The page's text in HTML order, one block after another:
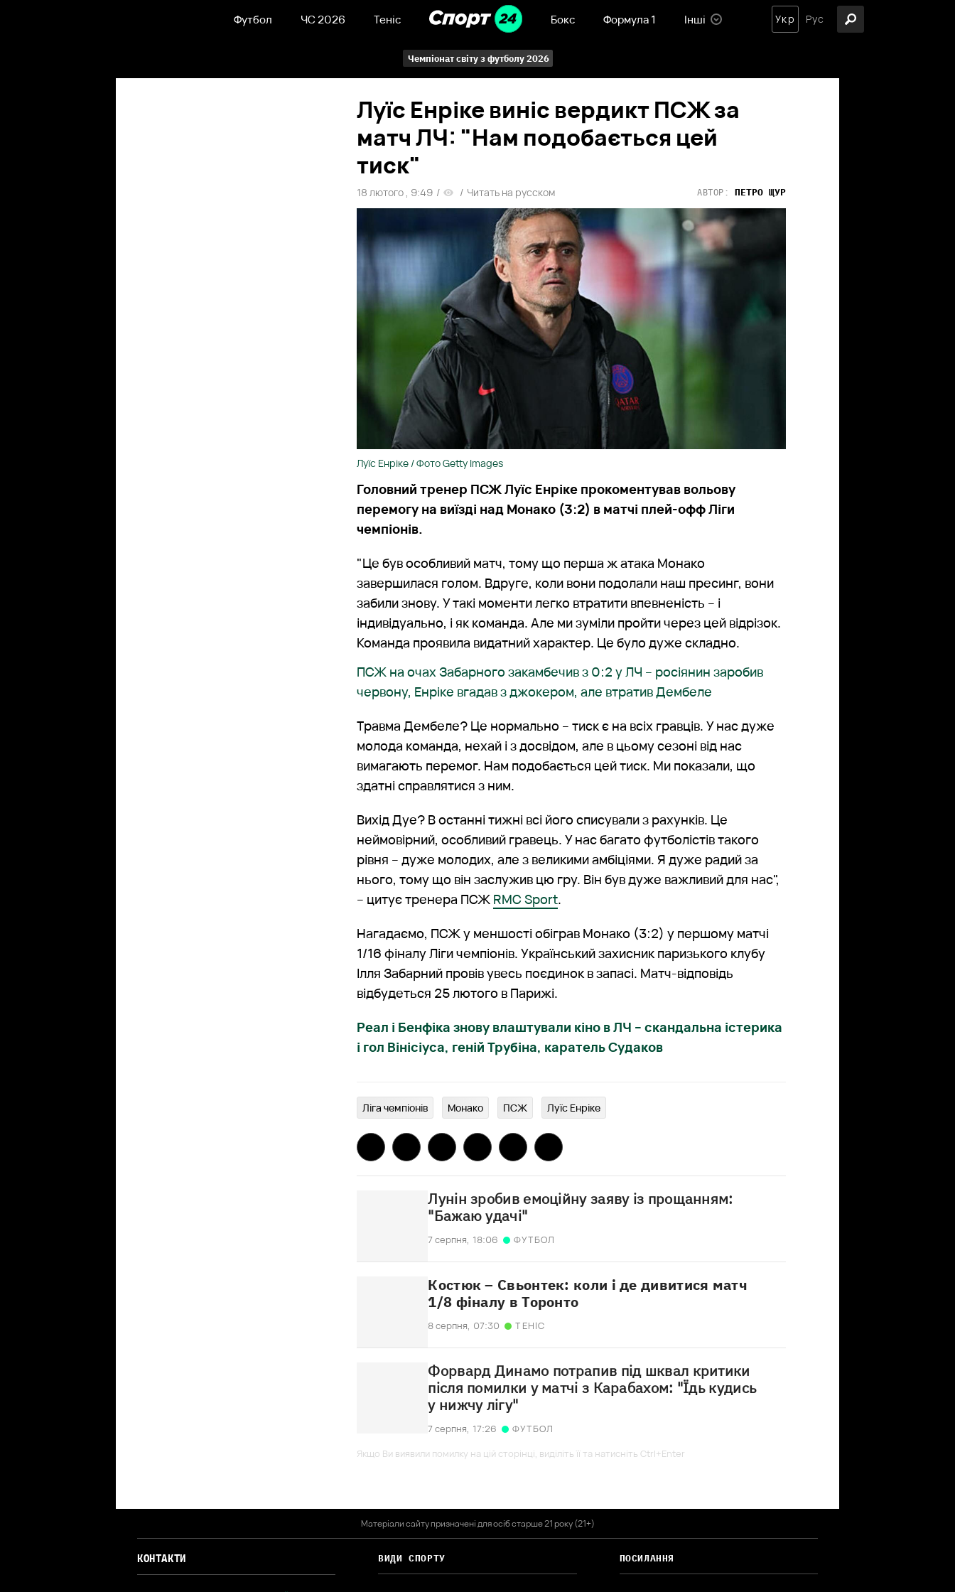
Футбол ЧС 2026 Теніс Бокс Формула 1 Інші Укр Рус
Чемпіонат світу з футболу 2026
Луїс Енріке виніс вердикт ПСЖ за
матч ЛЧ: "Нам подобається цей
тиск"
18 лютого , 9:49 / / Читать на русском АВТОР: ПЕТРО ЩУР
Луїс Енріке / Фото Getty Images
Головний тренер ПСЖ Луїс Енріке прокоментував вольову
перемогу на виїзді над Монако (3:2) в матчі плей-офф Ліги
чемпіонів.
"Це був особливий матч, тому що перша ж атака Монако
завершилася голом. Вдруге, коли вони подолали наш пресинг, вони
забили знову. У такі моменти легко втратити впевненість – і
індивідуально, і як команда. Але ми зуміли пройти через цей відрізок.
Команда проявила видатний характер. Це було дуже складно.
ПСЖ на очах Забарного закамбечив з 0:2 у ЛЧ – росіянин заробив
червону, Енріке вгадав з джокером, але втратив Дембеле
Травма Дембеле? Це нормально – тиск є на всіх гравців. У нас дуже
молода команда, нехай і з досвідом, але в цьому сезоні від нас
вимагають перемог. Нам подобається цей тиск. Ми показали, що
здатні справлятися з ним.
Вихід Дуе? В останні тижні всі його списували з рахунків. Це
неймовірний, особливий гравець. У нас багато футболістів такого
рівня – дуже молодих, але з великими амбіціями. Я дуже радий за
нього, тому що він заслужив цю гру. Він був дуже важливий для нас",
– цитує тренера ПСЖ RMC Sport.
Нагадаємо, ПСЖ у меншості обіграв Монако (3:2) у першому матчі
1/16 фіналу Ліги чемпіонів. Український захисник паризького клубу
Ілля Забарний провів увесь поєдинок в запасі. Матч-відповідь
відбудеться 25 лютого в Парижі.
Реал і Бенфіка знову влаштували кіно в ЛЧ – скандальна істерика
і гол Вінісіуса, геній Трубіна, каратель Судаков
Ліга чемпіонів Монако ПСЖ Луїс Енріке
Лунін зробив емоційну заяву із прощанням:
"Бажаю удачі"
7 серпня, 18:06 ФУТБОЛ
Костюк – Свьонтек: коли і де дивитися матч
1/8 фіналу в Торонто
8 серпня, 07:30 ТЕНІС
Форвард Динамо потрапив під шквал критики
після помилки у матчі з Карабахом: "Їдь кудись
у нижчу лігу"
7 серпня, 17:26
ФУТБОЛ
Якщо Ви виявили помилку на цій сторінці, виділіть її та натисніть Ctrl+Enter
Матеріали сайту призначені для осіб старше 21 року (21+)
КОНТАКТИ ВИДИ СПОРТУ ПОСИЛАННЯ